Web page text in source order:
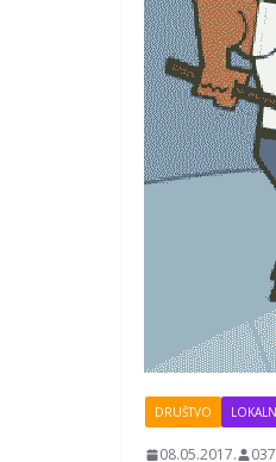
DRUŠTVO
08.05.2017.